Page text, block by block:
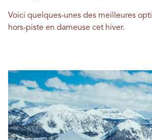
Voici quelques-unes des meilleures
hors-piste en dameuse cet hiver.